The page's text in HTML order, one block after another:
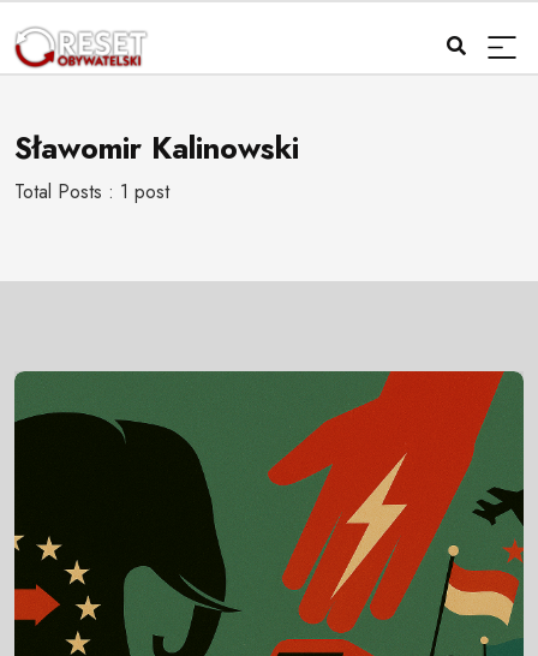
Sławomir Kalinowski
Total Posts : 1 post